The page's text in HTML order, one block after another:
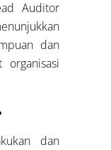
Auditor
dan
organisasi
dan